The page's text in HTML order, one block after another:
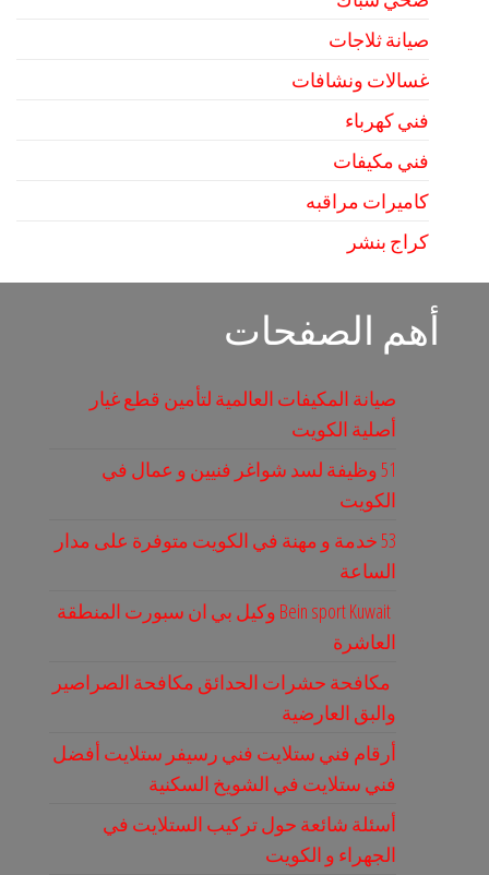
صيانة ثلاجات
غسالات ونشافات
فني كهرباء
فني مكيفات
كاميرات مراقبه
كراج بنشر
أهم الصفحات
صيانة المكيفات العالمية لتأمين قطع غيار
أصلية الكويت
51 وظيفة لسد شواغر فنيين و عمال في
الكويت
53 خدمة و مهنة في الكويت متوفرة على مدار
الساعة
Bein sport Kuwait وكيل بي ان سبورت المنطقة
العاشرة
مكافحة حشرات الحدائق مكافحة الصراصير
والبق العارضية
أرقام فني ستلايت فني رسيفر ستلايت أفضل
فني ستلايت في الشويخ السكنية
أسئلة شائعة حول تركيب الستلايت في
الجهراء و الكويت